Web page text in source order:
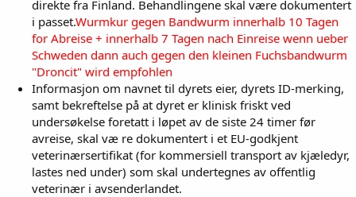
direkte fra Finland. Behandlingene skal være dokumentert
i passet.Wurmkur gegen Bandwurm innerhalb 10 Tagen
for Abreise + innerhalb 7 Tagen nach Einreise wenn ueber
Schweden dann auch gegen den kleinen Fuchsbandwurm
"Droncit" wird empfohlen
Informasjon om navnet til dyrets eier, dyrets ID-merking,
samt bekreftelse på at dyret er klinisk friskt ved
undersøkelse foretatt i løpet av de siste 24 timer før
avreise, skal væ re dokumentert i et EU-godkjent
veterinærsertifikat (for kommersiell transport av kjæledyr,
lastes ned under) som skal undertegnes av offentlig
veterinær i avsenderlandet.